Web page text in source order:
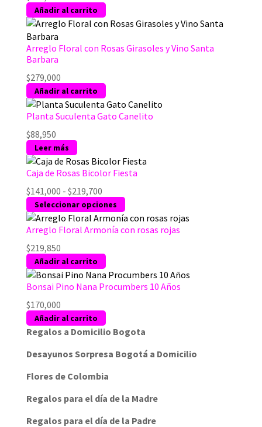
Añadir al carrito
Arreglo Floral con Rosas Girasoles y Vino Santa
Barbara
$279,000
Añadir al carrito
Planta Suculenta Gato Canelito
$88,950
Leer más
Caja de Rosas Bicolor Fiesta
$141,000 - $219,700Rango
de
precios:
desde
hasta
$219,700
Seleccionar opciones
Este
producto
tiene
opciones
se
en
página
Arreglo Floral Armonía con rosas rojas
$219,850
Añadir al carrito
Bonsai Pino Nana Procumbers 10 Años
$170,000
Añadir al carrito
Regalos a Domicilio Bogota
Desayunos Sorpresa Bogotá a Domicilio
Flores de Colombia
Regalos para el día de la Madre
Regalos para el día de la Padre